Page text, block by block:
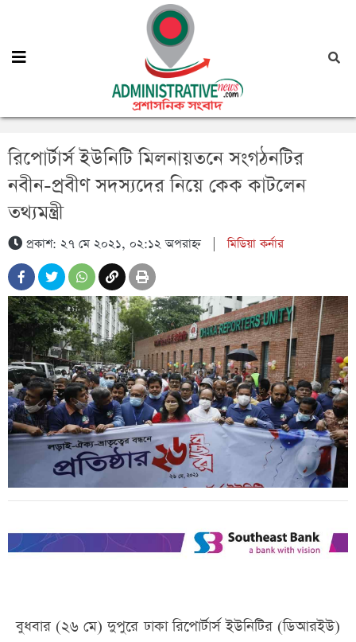
রিপোর্টার্স ইউনিটি মিলনায়তনে সংগঠনটির
নবীন-প্রবীণ সদস্যদের নিয়ে কেক কাটলেন
তথ্যমন্ত্রী
প্রকাশ: ২৭ মে ২০২১, ০২:১২ অপরাহ্ন|মিডিয়া কর্নার
বুধবার (২৬ মে) দুপুরে ঢাকা রিপোর্টার্স ইউনিটির (ডিআরইউ)